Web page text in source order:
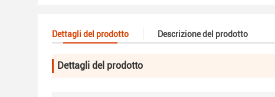
Dettagli del prodotto Descrizione del prodotto
Dettagli del prodotto